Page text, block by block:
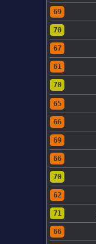
69
70
67
61
70
65
66
69
66
70
62
71
66